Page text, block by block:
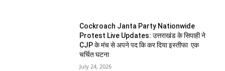
Cockroach Janta Party Nationwide
Protest Live Updates: उत्तराखंड के सिपाही ने
CJP के मंच से अपने पद कि कर दिया इस्तीफा एक
चर्चित घटना
July 24, 2026